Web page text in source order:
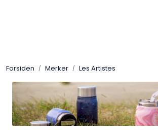
Forsiden Merker Les Artistes
Aktuelt
Om oss
Katalog